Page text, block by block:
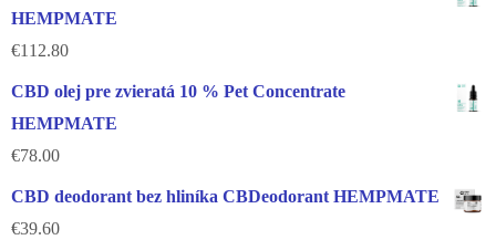
HEMPMATE
€112.80
CBD olej pre zvieratá 10 % Pet Concentrate
HEMPMATE
€78.00
CBD deodorant bez hliníka CBDeodorant HEMPMATE
€39.60